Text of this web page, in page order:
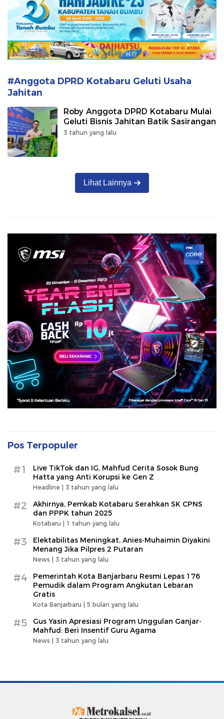
#Anggota DPRD Kotabaru Geluti Usaha
Jahitan
Roby Anggota DPRD Kotabaru Mulai
Geluti Bisnis Jahitan Batik Sasirangan
3 tahun yang lalu
Lihat Lainnya
Pos Terpopuler
#1
Live TikTok dan IG, Mahfud Cerita Sosok Bung
Hatta yang Anti Korupsi ke Gen Z
Headline | 3 tahun yang lalu
#2
Akhirnya, Pemkab Kotabaru Serahkan SK CPNS
dan PPPK tahun 2025
Kotabaru | 1 tahun yang lalu
#3
Elektabilitas Meningkat, Anies-Muhaimin Diyakini
Menang Jika Pilpres 2 Putaran
News | 3 tahun yang lalu
#4
Pemerintah Kota Banjarbaru Resmi Lepas 176
Pemudik dalam Program Angkutan Lebaran
Gratis
Kota Banjarbaru | 5 bulan yang lalu
#5
Gus Yasin Apresiasi Program Unggulan Ganjar-
Mahfud: Beri Insentif Guru Agama
News | 3 tahun yang lalu